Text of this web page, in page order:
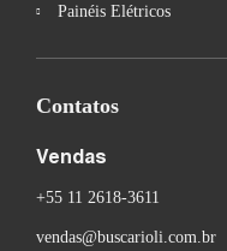
Painéis Elétricos
Contatos
Vendas
+55 11 2618-3611
vendas@buscarioli.com.br